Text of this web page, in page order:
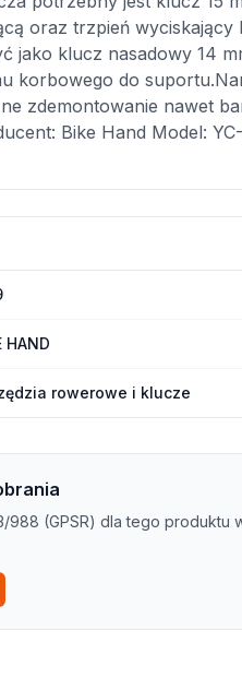
oraz trzpień
jako klucz nasadowy 14
korbowego do
zdemontowanie nawet
Bike Hand Model:
HAND
rowerowe i klucze
(GPSR) dla tego